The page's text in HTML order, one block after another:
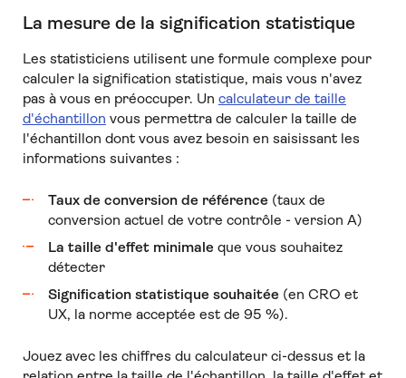
La mesure de la signification statistique
Les statisticiens utilisent une formule complexe pour
calculer la signification statistique, mais vous n'avez
pas à vous en préoccuper. Un calculateur de taille
d'échantillon vous permettra de calculer la taille de
l'échantillon dont vous avez besoin en saisissant les
informations suivantes :
Taux de conversion de référence (taux de
conversion actuel de votre contrôle - version A)
La taille d'effet minimaleque vous souhaitez
détecter
Signification statistique souhaitée (en CRO et
UX, la norme acceptée est de 95 %).
Jouez avec les chiffres du calculateur ci-dessus et la